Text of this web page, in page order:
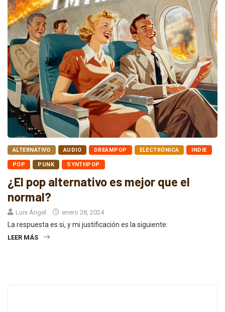
ALTERNATIVO AUDIO DREAMPOP ELECTRÓNICA INDIE
POP PUNK SYNTHPOP
¿El pop alternativo es mejor que el
normal?
Luis Ángel enero 28, 2024
La respuesta es si, y mi justificación es la siguiente:
LEER MÁS